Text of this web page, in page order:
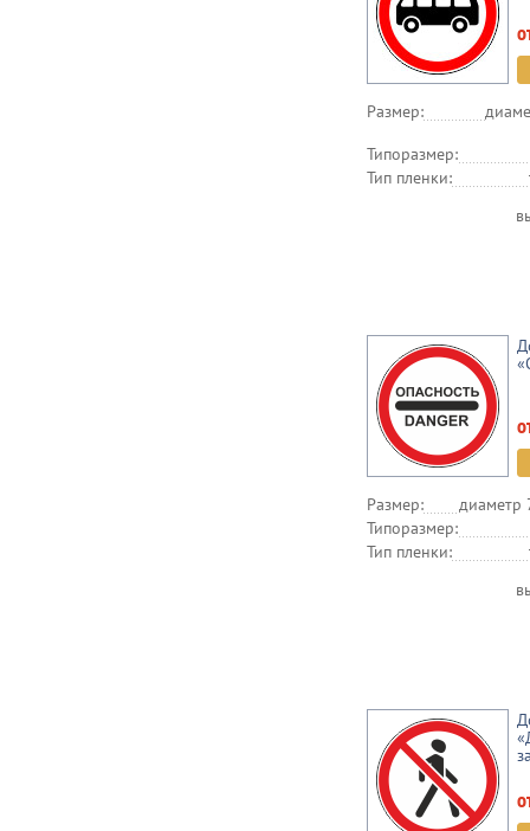
Размер:
Типоразмер:
Тип пленки:
Размер:
диаметр
Типоразмер:
Тип пленки: